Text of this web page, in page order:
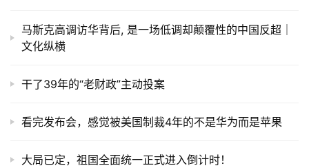
马斯克高调访华背后, 是一场低调却颠覆性的中国反超｜
文化纵横
干了39年的“老财政”主动投案
看完发布会，感觉被美国制裁4年的不是华为而是苹果
大局已定，祖国全面统一正式进入倒计时！